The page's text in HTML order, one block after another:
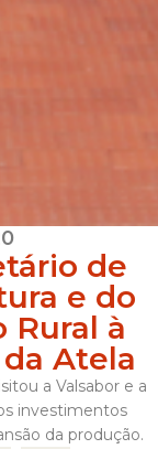
de
e do
Rural à
Atela
a Valsabor e a
investimentos
da produção.